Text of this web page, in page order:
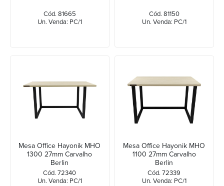
Cód. 81665
Un. Venda: PC/1
Cód. 81150
Un. Venda: PC/1
Mesa Office Hayonik MHO
1300 27mm Carvalho
Berlin
Cód. 72340
Un. Venda: PC/1
Mesa Office Hayonik MHO
1100 27mm Carvalho
Berlin
Cód. 72339
Un. Venda: PC/1